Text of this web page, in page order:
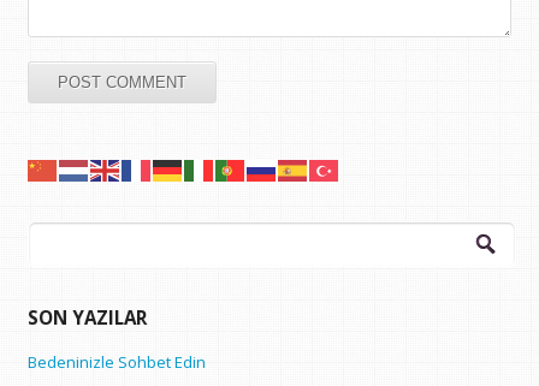
Arama:
SON YAZILAR
Bedeninizle Sohbet Edin